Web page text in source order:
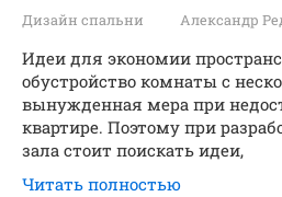
Дизайн спальни Александр
Идеи для экономии
обустройство комнаты с
вынужденная мера при
квартире. Поэтому при
зала стоит поискать идеи,
Читать полностью